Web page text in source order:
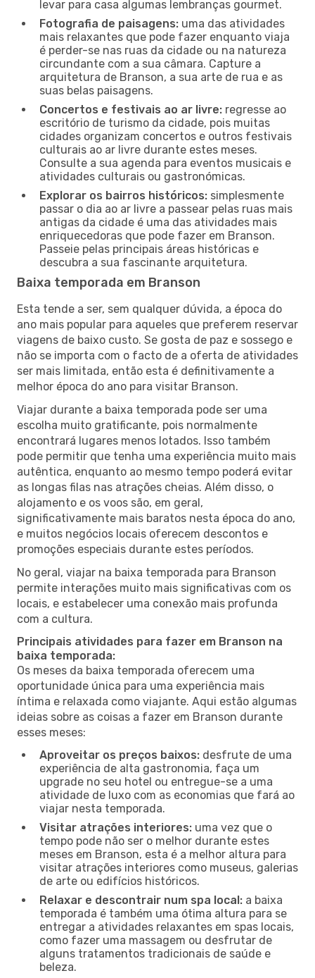
levar para casa algumas lembranças gourmet.
Fotografia de paisagens: uma das atividades
mais relaxantes que pode fazer enquanto viaja
é perder-se nas ruas da cidade ou na natureza
circundante com a sua câmara. Capture a
arquitetura de Branson, a sua arte de rua e as
suas belas paisagens.
Concertos e festivais ao ar livre: regresse ao
escritório de turismo da cidade, pois muitas
cidades organizam concertos e outros festivais
culturais ao ar livre durante estes meses.
Consulte a sua agenda para eventos musicais e
atividades culturais ou gastronómicas.
Explorar os bairros históricos: simplesmente
passar o dia ao ar livre a passear pelas ruas mais
antigas da cidade é uma das atividades mais
enriquecedoras que pode fazer em Branson.
Passeie pelas principais áreas históricas e
descubra a sua fascinante arquitetura.
Baixa temporada em Branson
Esta tende a ser, sem qualquer dúvida, a época do
ano mais popular para aqueles que preferem reservar
viagens de baixo custo. Se gosta de paz e sossego e
não se importa com o facto de a oferta de atividades
ser mais limitada, então esta é definitivamente a
melhor época do ano para visitar Branson.
Viajar durante a baixa temporada pode ser uma
escolha muito gratificante, pois normalmente
encontrará lugares menos lotados. Isso também
pode permitir que tenha uma experiência muito mais
autêntica, enquanto ao mesmo tempo poderá evitar
as longas filas nas atrações cheias. Além disso, o
alojamento e os voos são, em geral,
significativamente mais baratos nesta época do ano,
e muitos negócios locais oferecem descontos e
promoções especiais durante estes períodos.
No geral, viajar na baixa temporada para Branson
permite interações muito mais significativas com os
locais, e estabelecer uma conexão mais profunda
com a cultura.
Principais atividades para fazer em Branson na
baixa temporada:
Os meses da baixa temporada oferecem uma
oportunidade única para uma experiência mais
íntima e relaxada como viajante. Aqui estão algumas
ideias sobre as coisas a fazer em Branson durante
esses meses:
Aproveitar os preços baixos: desfrute de uma
experiência de alta gastronomia, faça um
upgrade no seu hotel ou entregue-se a uma
atividade de luxo com as economias que fará ao
viajar nesta temporada.
Visitar atrações interiores: uma vez que o
tempo pode não ser o melhor durante estes
meses em Branson, esta é a melhor altura para
visitar atrações interiores como museus, galerias
de arte ou edifícios históricos.
Relaxar e descontrair num spa local: a baixa
temporada é também uma ótima altura para se
entregar a atividades relaxantes em spas locais,
como fazer uma massagem ou desfrutar de
alguns tratamentos tradicionais de saúde e
beleza.